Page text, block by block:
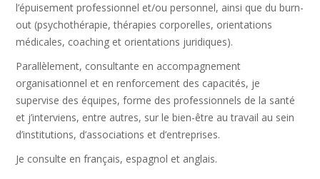
l’épuisement professionnel et/ou personnel, ainsi que du burn-
out (psychothérapie, thérapies corporelles, orientations
médicales, coaching et orientations juridiques).
Parallèlement, consultante en accompagnement
organisationnel et en renforcement des capacités, je
supervise des équipes, forme des professionnels de la santé
et j’interviens, entre autres, sur le bien-être au travail au sein
d’institutions, d’associations et d’entreprises.
Je consulte en français, espagnol et anglais.